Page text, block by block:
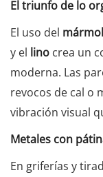
El triunfo de lo
El uso del
y el lino crea un
moderna. Las
revocos de cal o
vibración visual
Metales con
En griferías y